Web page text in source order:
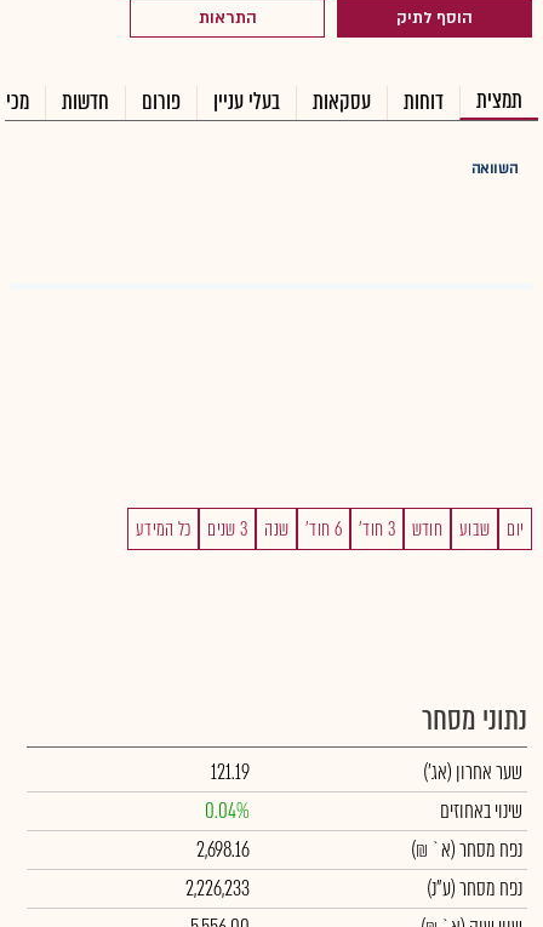
הוסף לתיק התראות
תמצית דוחות עסקאות בעלי עניין פורום חדשות
השוואה
יום שבוע חודש 3 חוד' 6 חוד' שנה 3 שנים כל המידע
נתוני מסחר
שער אחרון (אג')
121.19
שינוי באחוזים
0.04%
נפח מסחר(א` ₪)
2,698.16
נפח מסחר(ע"נ)
2,226,233